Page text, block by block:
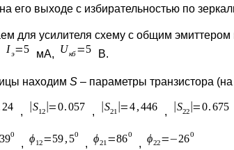
его выходе с избирательностью по
для усилителя схему с общим
мА, В.
находим S – параметры транзистора (на
, , ,
, , ,